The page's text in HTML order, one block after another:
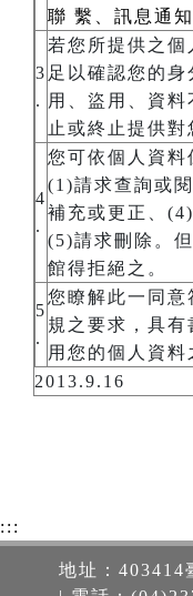
聯 繫、訊息通
3
.
若您所提供之
足以確認您的
用、盜用、資
止或終止提供對
4
.
您可依個人資料
(1)請求查詢或
補充或更正、
(5)請求刪除。
館得拒絕之。
5
.
您瞭解此一同意
規之要求，具有
用您的個人資料
2013.9.16
:::
地址：403414